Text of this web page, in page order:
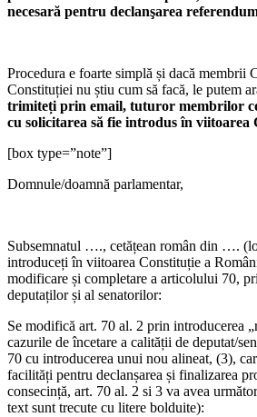
necesară pentru declanşarea
Procedura e foarte simplă și dacă membrii
Constituției nu știu cum să facă, le putem
trimiteți prin email, tuturor membrilor
cu solicitarea să fie introdus în viitoarea
[box type=”note”]
Domnule/doamnă parlamentar,
Subsemnatul …., cetățean român din ….
introduceți în viitoarea Constituție a
modificare și completare a articolului 70,
deputaților și al senatorilor:
Se modifică art. 70 al. 2 prin introducerea
cazurile de încetare a calității de deputat/
70 cu introducerea unui nou alineat, (3),
facilități pentru declanșarea și finalizarea
consecință, art. 70 al. 2 si 3 va avea
text sunt trecute cu litere bolduite):